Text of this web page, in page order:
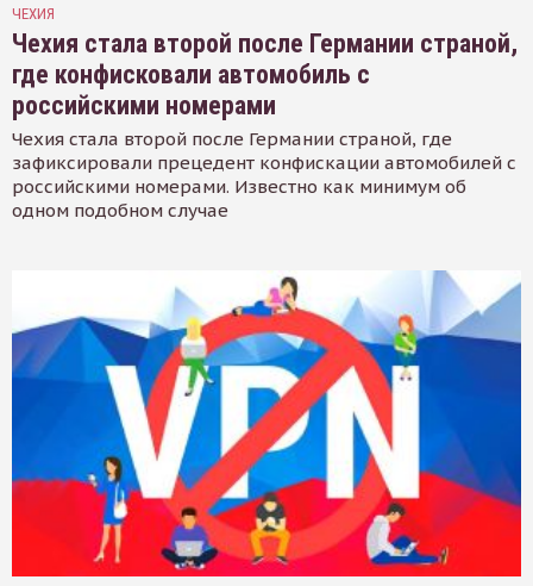
ЧЕХИЯ
Чехия стала второй после Германии страной,
где конфисковали автомобиль с
российскими номерами
Чехия стала второй после Германии страной, где
зафиксировали прецедент конфискации автомобилей с
российскими номерами. Известно как минимум об
одном подобном случае